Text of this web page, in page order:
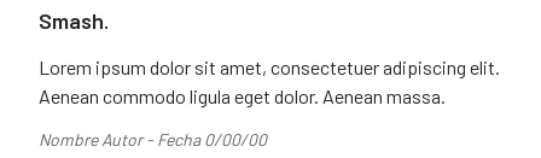
Smash.
Lorem ipsum dolor sit amet, consectetuer adipiscing elit.
Aenean commodo ligula eget dolor. Aenean massa.
Nombre Autor - Fecha 0/00/00